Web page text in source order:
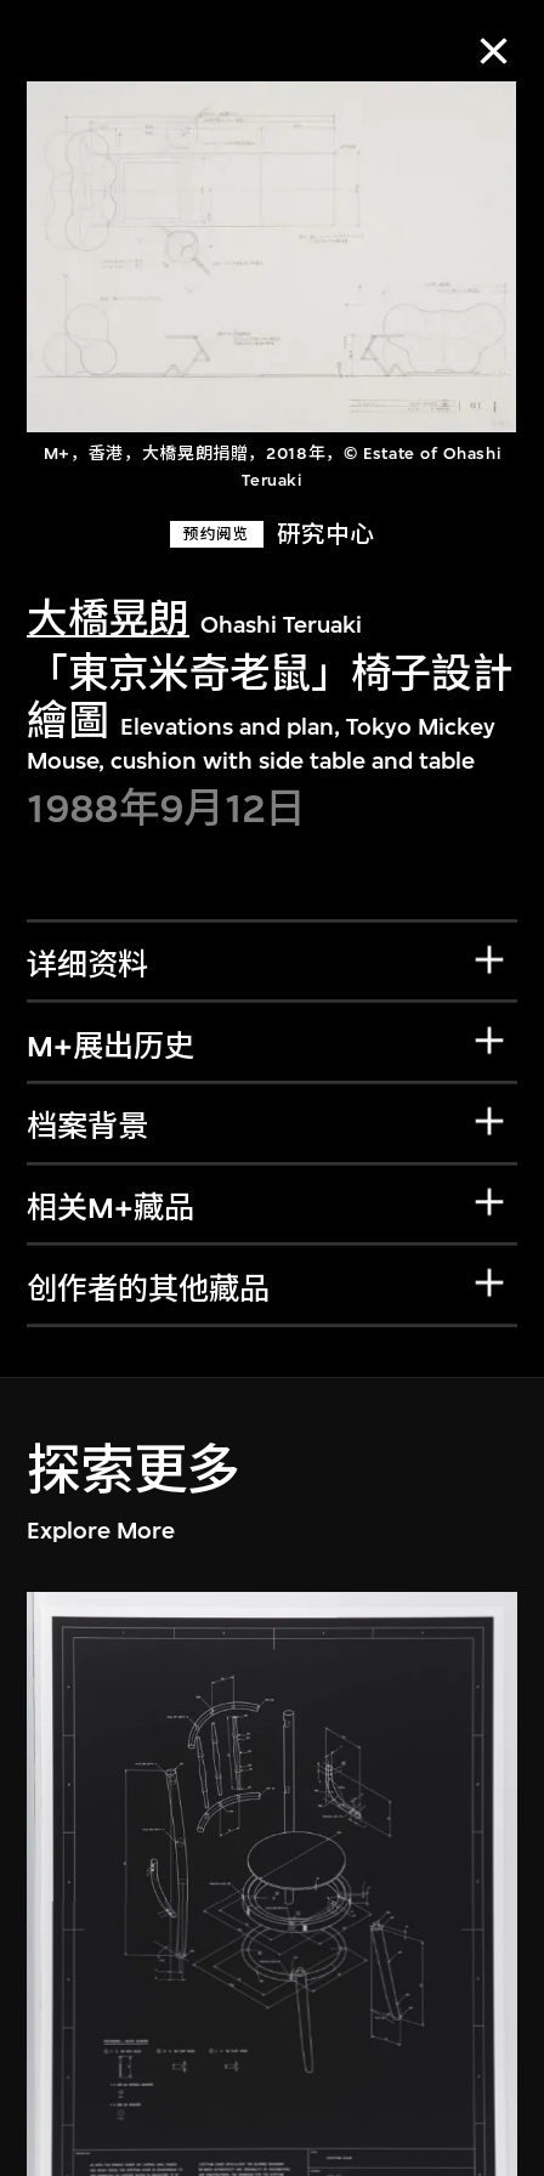
M+，香港，大橋晃朗捐贈，2018年，© Estate of Ohashi
Teruaki
预约阅览 研究中心
大橋晃朗 Ohashi Teruaki
「東京米奇老鼠」椅子設計
繪圖
Elevations and plan, Tokyo Mickey
Mouse, cushion with side table and table
1988年9月12日
详细资料
M+展出历史
档案背景
相关M+藏品
创作者的其他藏品
探索更多
Explore More
M+藏品
进一步筛选
探索世界顶级的二十及二十一世纪视觉